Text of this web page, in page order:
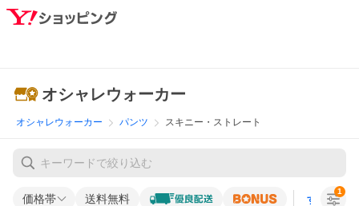
オシャレウォーカー
オシャレウォーカー パンツ スキニー・ストレート
価格帯 送料無料 すべての条
1